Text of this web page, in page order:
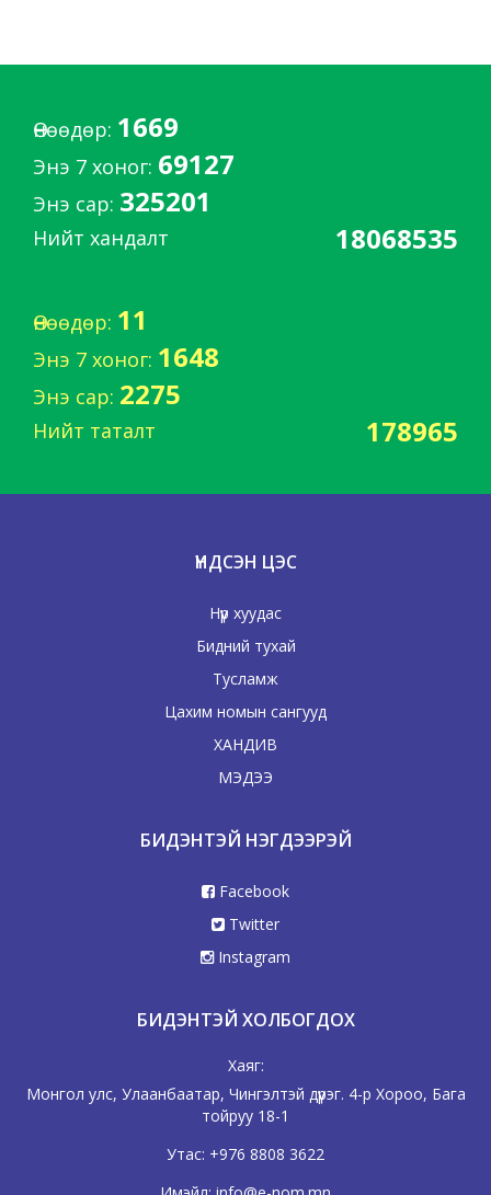
Өнөөдөр: 1669
Энэ 7 хоног: 69127
Энэ сар: 325201
Нийт хандалт 18068535
Өнөөдөр: 11
Энэ 7 хоног: 1648
Энэ сар: 2275
Нийт таталт 178965
ҮНДСЭН ЦЭС
Нүүр хуудас
Бидний тухай
Тусламж
Цахим номын сангууд
ХАНДИВ
МЭДЭЭ
БИДЭНТЭЙ НЭГДЭЭРЭЙ
Facebook
Twitter
Instagram
БИДЭНТЭЙ ХОЛБОГДОХ
Хаяг:
Монгол улс, Улаанбаатар, Чингэлтэй дүүрэг. 4-р Хороо, Бага
тойруу 18-1
Утас: +976 8808 3622